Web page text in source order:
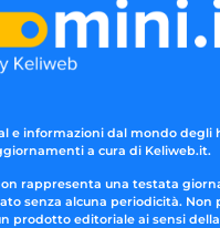
e informazioni dal mondo degli
a cura di Keliweb.it.
rappresenta una testata
senza alcuna periodicità. Non
prodotto editoriale ai sensi della